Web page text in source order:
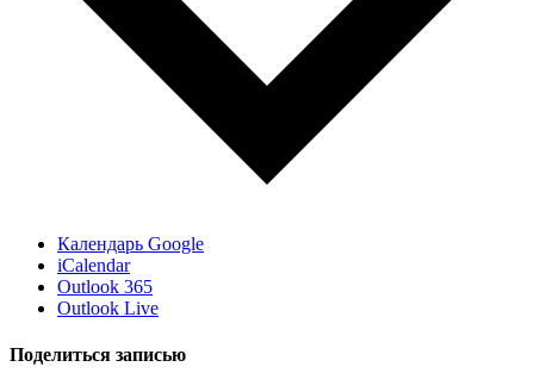
Календарь Google
iCalendar
Outlook 365
Outlook Live
Поделиться записью